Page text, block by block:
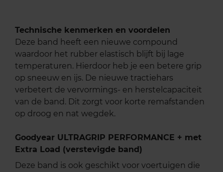
Technische kenmerken en voordelen
Deze band heeft een nieuwe compound
waardoor het rubber elastisch blijft bij lage
temperaturen. Hierdoor heb je een betere grip
op sneeuw en ijs. De nieuwe tractiehars
verbetert de vervormings- en herstelcapaciteit
van de band. Dit zorgt voor korte remafstanden
op droog en nat wegdek.
Goodyear ULTRAGRIP PERFORMANCE + met
Extra Load (verstevigde band)
Deze band is ook geschikt voor voertuigen die